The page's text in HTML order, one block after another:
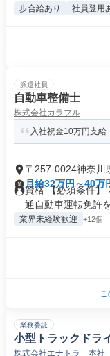
歩合給あり 社員登用
派遣社員
自動車整備士
株式会社カラフル
入社祝金10万円支給
〒257-0024神奈川
月給32万円～40万
資格 【必須条件】
通自動車運転免許
業界未経験歓迎 +12個
こ
業務委託
小型トラックドラ
株式会社エナトラ 本社